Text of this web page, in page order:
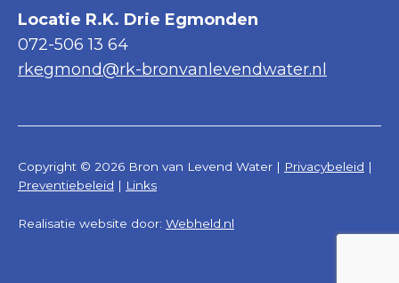
Locatie R.K. Drie Egmonden
072-506 13 64
rkegmond@rk-bronvanlevendwater.nl
Copyright © 2026 Bron van Levend Water | Privacybeleid |
Preventiebeleid | Links
Realisatie website door: Webheld.nl